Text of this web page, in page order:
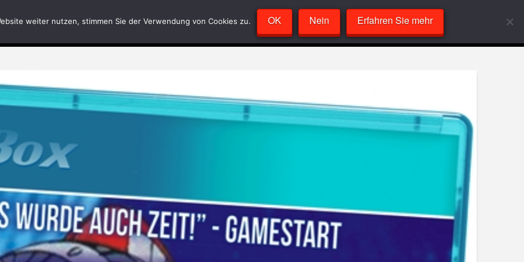
Geschriebenes RätselEcke Test-Labor VideoPlayer Sandcast
weiter nutzen, stimmen Sie der Verwendung von Cookies zu. OK Nein Erfahren Sie mehr